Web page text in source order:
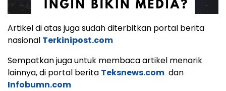
Artikel di atas juga sudah diterbitkan portal berita
nasional Terkinipost.com
Sempatkan juga untuk membaca artikel menarik
lainnya, di portal berita Teksnews.com dan
Infobumn.com